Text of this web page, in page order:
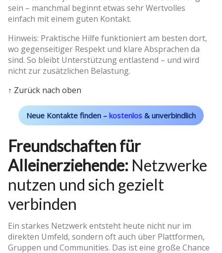
sein – manchmal beginnt etwas sehr Wertvolles
einfach mit einem guten Kontakt.
Hinweis: Praktische Hilfe funktioniert am besten dort,
wo gegenseitiger Respekt und klare Absprachen da
sind. So bleibt Unterstützung entlastend – und wird
nicht zur zusätzlichen Belastung.
↑ Zurück nach oben
Neue Kontakte finden – kostenlos & unverbindlich
Freundschaften für
Alleinerziehende: Netzwerke
nutzen und sich gezielt
verbinden
Ein starkes Netzwerk entsteht heute nicht nur im
direkten Umfeld, sondern oft auch über Plattformen,
Gruppen und Communities. Das ist eine große Chance